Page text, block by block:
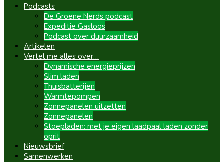
Podcasts
De Groene Nerds podcast
Expeditie Gasloos
Podcast over duurzaamheid
Artikelen
Vertel me alles over…
Dynamische energieprijzen
Slim laden
Thuisbatterijen
Warmtepompen
Zonnepanelen uitzetten
Zonnepanelen
Stoepladen: met je eigen laadpaal laden zonder
oprit
Nieuwsbrief
Samenwerken